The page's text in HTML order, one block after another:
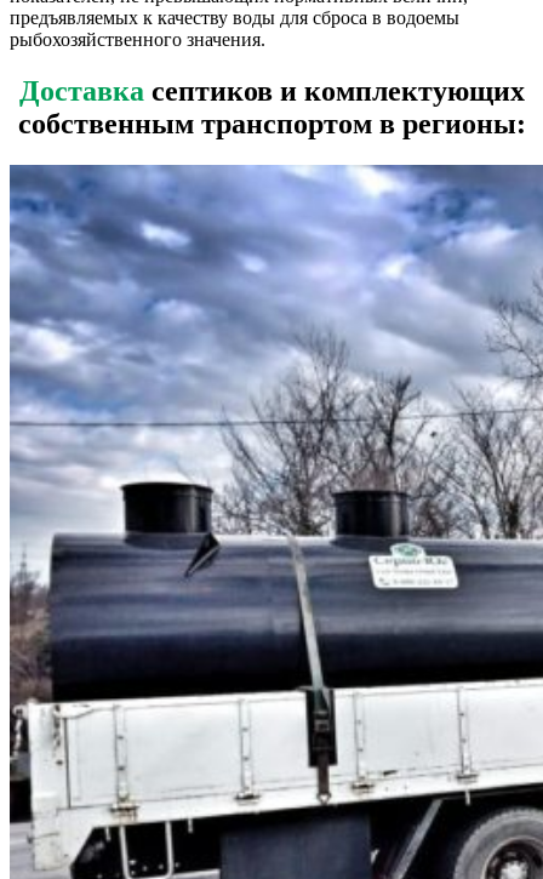
предъявляемых к качеству воды для сброса в водоемы
рыбохозяйственного значения.
Доставка септиков и комплектующих
собственным транспортом в регионы: